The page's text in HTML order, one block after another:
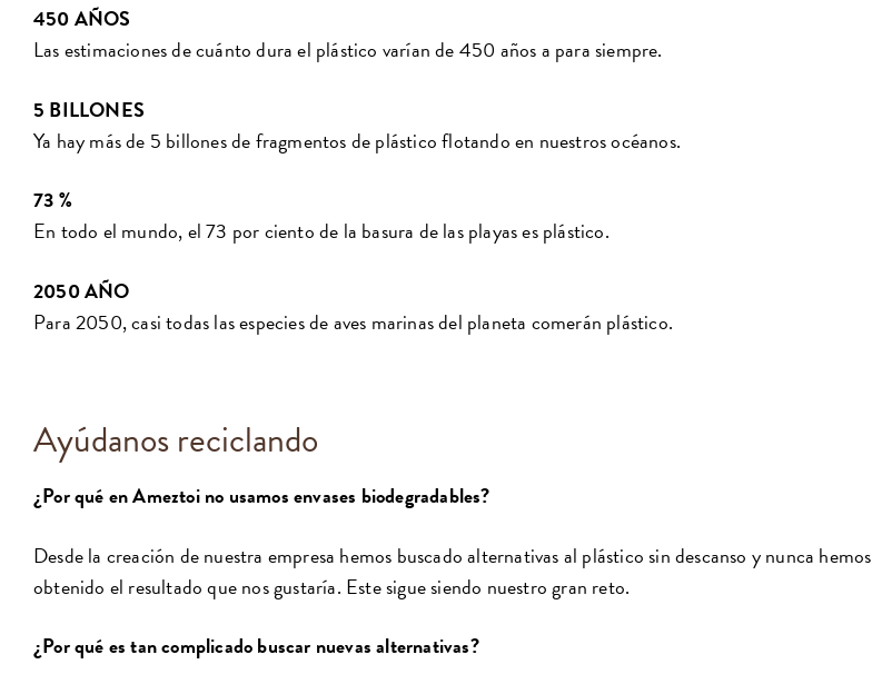
450 AÑOS
Las estimaciones de cuánto dura el plástico varían de 450 años a para siempre.
5 BILLONES
Ya hay más de 5 billones de fragmentos de plástico flotando en nuestros océanos.
73%
En todo el mundo, el 73 por ciento de la basura de las playas es plástico.
2050AÑO
Para 2050, casi todas las especies de aves marinas del planeta comerán plástico.
Ayúdanos reciclando
¿Por qué en Ameztoi no usamos envases biodegradables?
Desde la creación de nuestra empresa hemos buscado alternativas al plástico sin descanso y nunca hemos
obtenido el resultado que nos gustaría. Este sigue siendo nuestro gran reto.
¿Por qué es tan complicado buscar nuevas alternativas?